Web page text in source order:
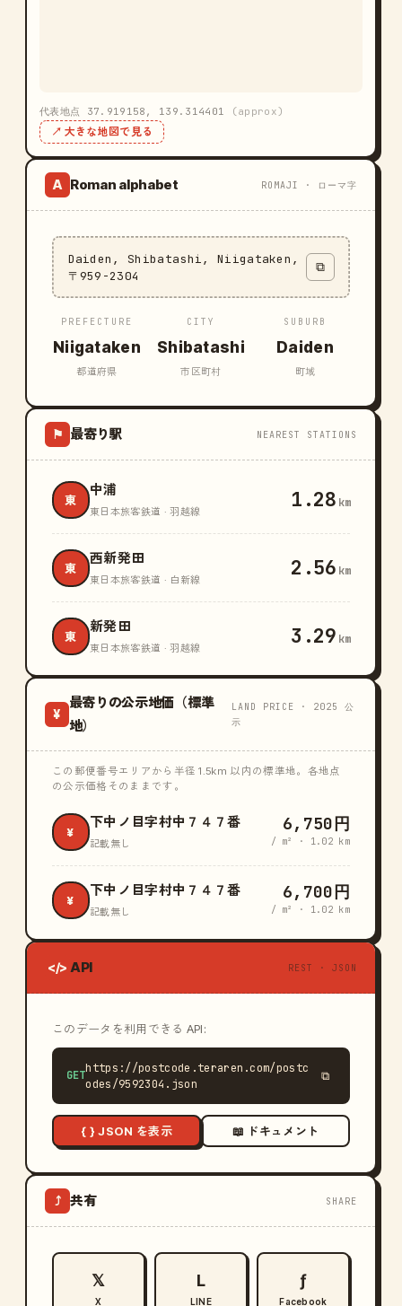
代表地点 37.919158, 139.314401 (approx)
↗ 大きな地図で見る
A Roman alphabet ROMAJI · ローマ字
Daiden, Shibatashi, Niigataken,
〒959-2304
⧉
PREFECTURE
Niigataken
都道府県
CITY
Shibatashi
市区町村
SUBURB
Daiden
町域
⚑ 最寄り駅 NEAREST STATIONS
東
中浦
東日本旅客鉄道 · 羽越線 1.28 km
東
西新発田
東日本旅客鉄道 · 白新線 2.56 km
東
新発田
東日本旅客鉄道 · 羽越線 3.29 km
¥
最寄りの公示地価（標準
地）
LAND PRICE · 2025 公
示
この郵便番号エリアから半径 1.5km 以内の標準地。各地点
の公示価格そのままです。
¥
下中ノ目字村中７４７番
記載無し
6,750円
/ m² · 1.02 km
¥
下中ノ目字村中７４７番
記載無し
6,700円
/ m² · 1.02 km
</> API REST · JSON
このデータを利用できる API:
GET
https://postcode.teraren.com/postc
odes/9592304.json
⧉
{ } JSON を表示 📖 ドキュメント
⤴ 共有 SHARE
𝕏
X
L
LINE
ƒ
Facebook